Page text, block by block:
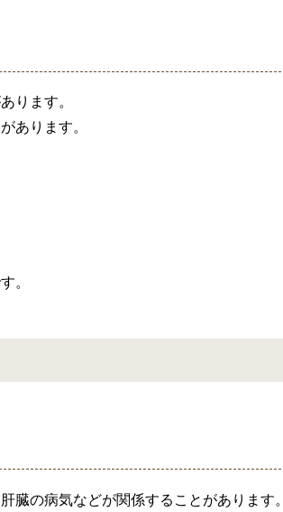
ります。
あります。
。
臓の病気などが関係することがあります。